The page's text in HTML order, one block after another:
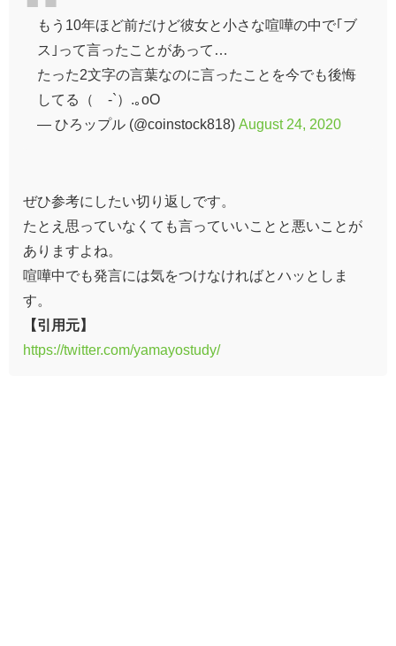
もう10年ほど前だけど彼女と小さな喧嘩の中で｢ブ
ス｣って言ったことがあって…
たった2文字の言葉なのに言ったことを今でも後悔
してる（´-`）.｡oO
— ひろップル (@coinstock818) August 24, 2020
ぜひ参考にしたい切り返しです。
たとえ思っていなくても言っていいことと悪いことが
ありますよね。
喧嘩中でも発言には気をつけなければとハッとしま
す。
【引用元】
https://twitter.com/yamayostudy/